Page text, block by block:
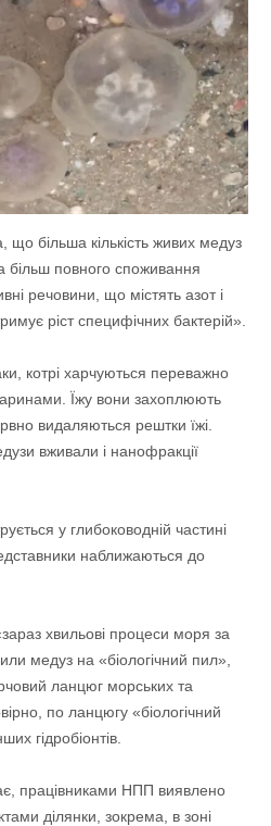
що більша кількість живих медуз
більш повного споживання
речовини, що містять азот і
ріст специфічних бактерій».
котрі харчуються переважно
Їжу вони захоплюють
видаляються рештки їжі.
вживали і нанофракції
у глибоководній частині
наближаються до
хвильові процеси моря за
медуз на «біологічний пил»,
ланцюг морських та
по ланцюгу «біологічний
гідробіонтів.
працівниками НПП виявлено
ділянки, зокрема, в зоні